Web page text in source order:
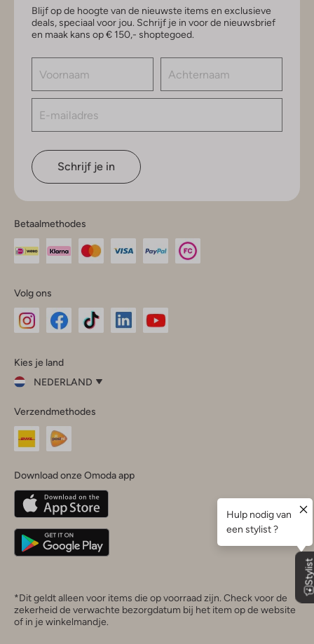
Blijf op de hoogte van de nieuwste items en exclusieve
deals, speciaal voor jou. Schrijf je in voor de nieuwsbrief
en maak kans op € 150,- shoptegoed.
Schrijf je in
Betaalmethodes
Volg ons
InstagramFacebook
Kies je land
NEDERLAND
je
land
Nederland
Belgique(Français)
Deutschland
Verzendmethodes
Download onze Omoda app
*Dit geldt alleen voor items die op voorraad zijn. Check voor de
zekerheid de verwachte bezorgdatum bij het item op de website
of in je winkelmandje.